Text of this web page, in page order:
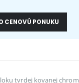
CENOVÚ PONUKU
tvrdej kovanej